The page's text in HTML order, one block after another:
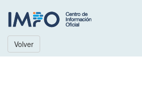
Volver